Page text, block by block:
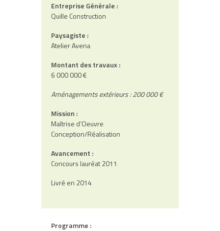
Entreprise Générale :
Quille Construction
Paysagiste :
Atelier Avena
Montant des travaux :
6 000 000 €
Aménagements extérieurs : 200 000 €
Mission :
Maîtrise d’Oeuvre
Conception/Réalisation
Avancement :
Concours lauréat 2011
Livré en 2014
Programme :